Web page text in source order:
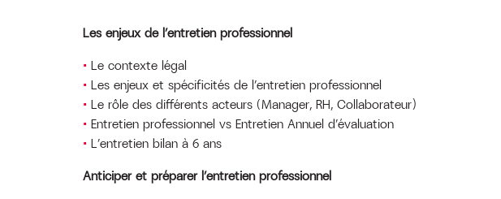
Les enjeux de l’entretien professionnel
Le contexte légal
Les enjeux et spécificités de l’entretien professionnel
Le rôle des différents acteurs (Manager, RH, Collaborateur)
Entretien professionnel vs Entretien Annuel d’évaluation
L’entretien bilan à 6 ans
Anticiper et préparer l’entretien professionnel